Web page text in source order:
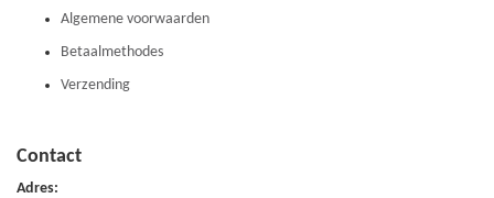
Algemene voorwaarden
Betaalmethodes
Verzending
Contact
Adres: